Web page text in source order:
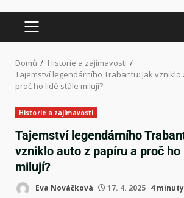
Domů
Historie a zajímavosti
Tajemství legendárního Trabantu: Jak
proč ho lidé stále milují?
Historie a zajímavosti
Tajemství legendárního
vzniklo auto z papíru a proč
milují?
Eva Nováčková 17. 4. 2025 4